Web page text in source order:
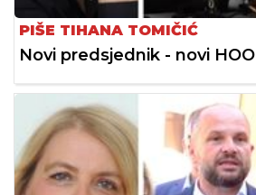
PIŠE TIHANA TOMIČIĆ
Novi predsjednik - novi HOO